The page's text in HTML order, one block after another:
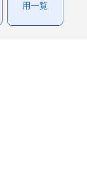
用一覧